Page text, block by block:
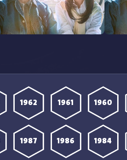
1960
1961
1962
1984
1986
1987